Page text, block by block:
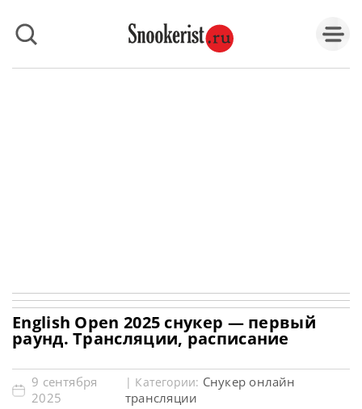
English Open 2025 снукер — первый
раунд. Трансляции, расписание
9 сентября
2025
| Категории: Снукер онлайн
трансляции